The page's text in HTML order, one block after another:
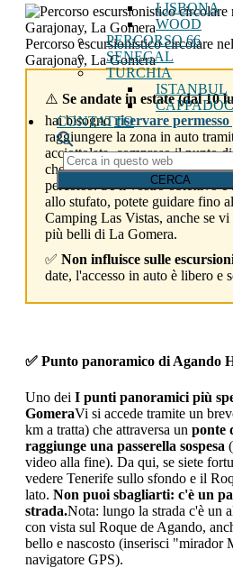
LISBONA
WOOD
PERCORSO 66
SENEGAL
TURCHIA
ISTANBUL
CONTATTO
Cerca
in
questo
web
Percorso escursionistico circolare
Garajonay, La Gomera
⚠️ Se andate in estate (dal 10
hai bisognoriservare
raggiungere la zona in auto
acciottolata, compreso il punto
che consigliamo, tutte le
percorso. Se il vostro obiettivo è
allo stufato, potete guidare fino
Camping Las Vistas, anche se vi
più belli di La Gomera.
✅ Non influisce sulle
date, l'accesso in auto è libero e
✅ Punto panoramico di Agando
Uno dei I punti panoramici più
GomeraVi si accede tramite un
km a tratta) che attraversa un ponte
raggiunge una passerella sospesa
video alla fine). Da qui, se siete
vedere Tenerife sullo sfondo e il
lato. Non puoi sbagliarti: c'è un
strada.Nota: lungo la strada c'è un
con vista sul Roque de Agando,
bello e nascosto (inserisci "mirador
navigatore GPS).